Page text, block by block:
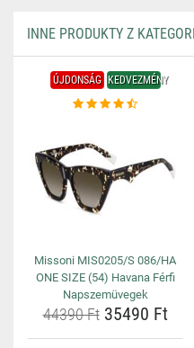
INNE PRODUKTY Z
ÚJDONSÁG KEDVEZMÉNY
Missoni MIS0205/S 086/HA
ONE SIZE (54) Havana Férfi
Napszemüvegek
44390 Ft35490 Ft